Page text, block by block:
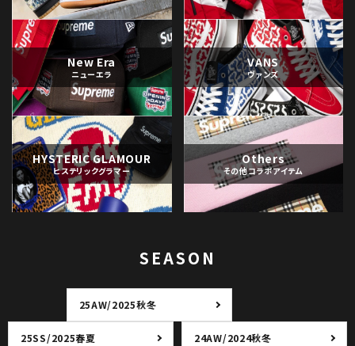
New Era
ニューエラ
VANS
ヴァンズ
HYSTERIC GLAMOUR
ヒステリックグラマー
Others
その他コラボアイテム
SEASON
25AW/2025秋冬
25SS/2025春夏 24AW/2024秋冬